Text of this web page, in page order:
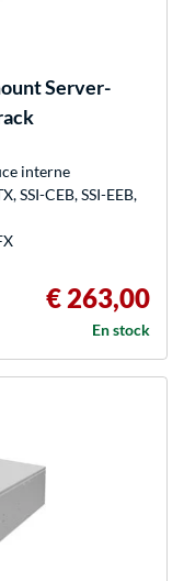
Server-
interne
SSI-CEB, SSI-EEB,
€ 263,00
En stock